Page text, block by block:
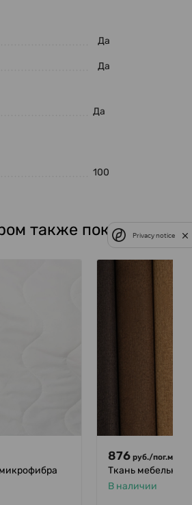
Да
Да
Да
100
также покупают
876 руб./пог.м
Ткань мебельная
В наличии
Privacy notice